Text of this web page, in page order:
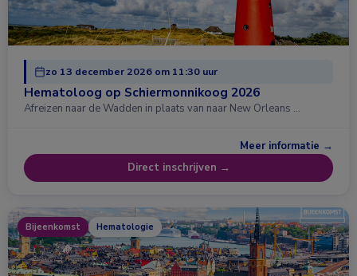
zo 13 december 2026 om 11:30 uur
Hematoloog op Schiermonnikoog 2026
Afreizen naar de Wadden in plaats van naar New Orleans …
Meer informatie →
Direct inschrijven →
Bijeenkomst Hematologie